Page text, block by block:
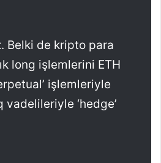
Belki de kripto para
long işlemlerini ETH
işlemleriyle
vadelileriyle ‘hedge’